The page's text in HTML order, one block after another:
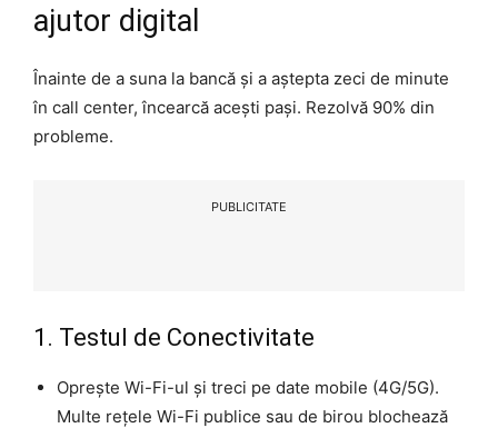
ajutor digital
Înainte de a suna la bancă și a aștepta zeci de minute
în call center, încearcă acești pași. Rezolvă 90% din
probleme.
PUBLICITATE
1. Testul de Conectivitate
Oprește Wi-Fi-ul și treci pe date mobile (4G/5G).
Multe rețele Wi-Fi publice sau de birou blochează